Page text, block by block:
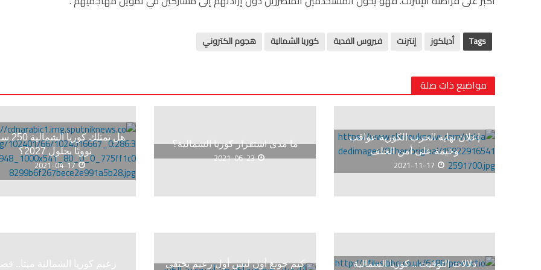
Tags أديلكوز إنترنت فيروس الفدية كوريا الشمالية هجوم الكتروني
مواضيع ذات صلة
إعلان نهاية الحرب الكورية عواقب
وخيمة على أمن الحلف
2021-11-17
ما مدى استقرار كوريا الشمالية؟
2021-06-23
هل تمتلك
نوويًا بحلول 2027؟
2021-04-17
دلالات التوقيت .. كوريا الشمالية كيم جونغ أون ليس أول زعيم يختفي زعيم كوريا الشمالية ميتا..